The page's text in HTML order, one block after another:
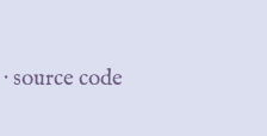
·source code